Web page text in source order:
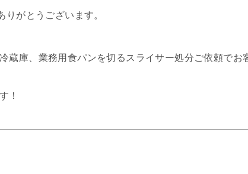
がとうございます。
蔵庫、業務用食パンを切るスライサー処分ご依頼でお
！